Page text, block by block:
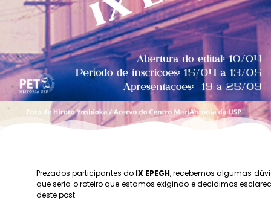
Prezados participantes do IX EPEGH, recebemos algumas
que seria oroteiroque estamos exigindo e decidimos
deste post.